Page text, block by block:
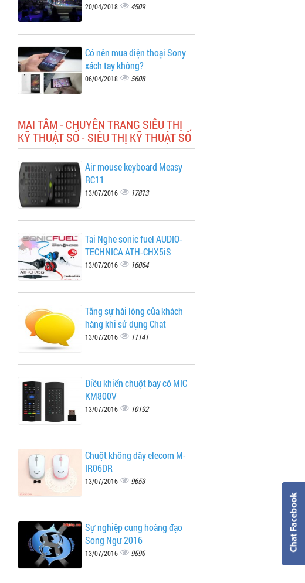
20/04/2018 4509
Có nên mua điện thoại Sony
xách tay không?
06/04/2018 5608
MAI TÂM - CHUYÊN TRANG SIÊU THỊ
KỸ THUẬT SỐ - SIÊU THỊ KỸ THUẬT SỐ
Air mouse keyboard Measy
RC11
13/07/2016 17813
Tai Nghe sonic fuel AUDIO-
TECHNICA ATH-CHX5iS
13/07/2016 16064
Tăng sự hài lòng của khách
hàng khi sử dụng Chat
13/07/2016 11141
Điều khiển chuột bay có MIC
KM800V
13/07/2016 10192
Chuột không dây elecom M-
IR06DR
13/07/2016 9653
Sự nghiệp cung hoàng đạo
Song Ngư 2016
13/07/2016 9596